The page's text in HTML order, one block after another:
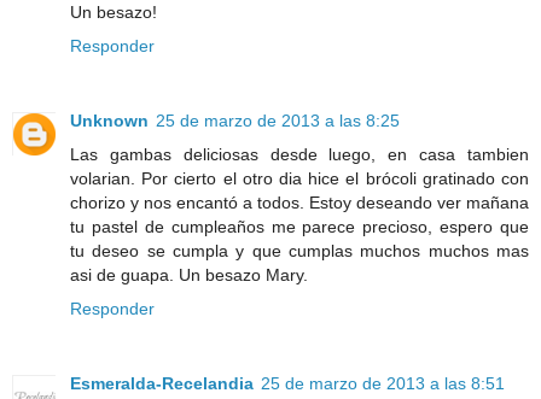
Un besazo!
Responder
Unknown 25 de marzo de 2013 a las 8:25
Las gambas deliciosas desde luego, en casa tambien
volarian. Por cierto el otro dia hice el brócoli gratinado con
chorizo y nos encantó a todos. Estoy deseando ver mañana
tu pastel de cumpleaños me parece precioso, espero que
tu deseo se cumpla y que cumplas muchos muchos mas
asi de guapa. Un besazo Mary.
Responder
Esmeralda-Recelandia 25 de marzo de 2013 a las 8:51